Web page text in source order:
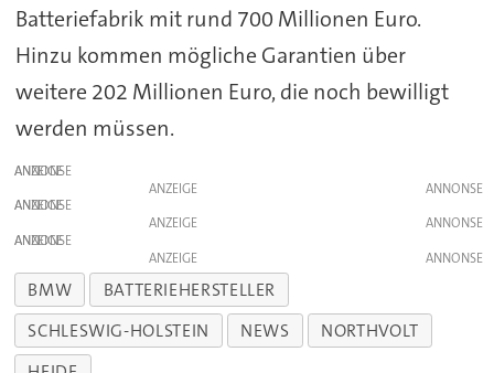
Batteriefabrik mit rund 700 Millionen Euro.
Hinzu kommen mögliche Garantien über
weitere 202 Millionen Euro, die noch bewilligt
werden müssen.
ANZEIGE
ANZEIGE
ANZEIGE
ANZEIGE
ANZEIGE
ANZEIGE
BMW
BATTERIEHERSTELLER
SCHLESWIG-HOLSTEIN
NEWS
NORTHVOLT